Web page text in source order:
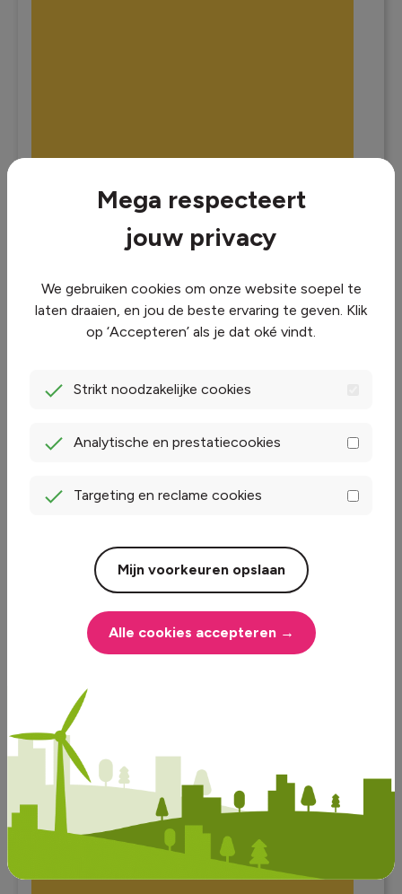
Mega respecteert
jouw privacy
We gebruiken cookies om onze website soepel te
laten draaien, en jou de beste ervaring te geven. Klik
op ‘Accepteren’ als je dat oké vindt.
Strikt noodzakelijke cookies
Analytische en prestatiecookies
Targeting en reclame cookies
Mijn voorkeuren opslaan
Alle cookies accepteren →